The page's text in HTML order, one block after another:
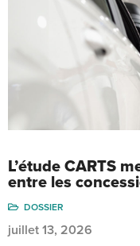
L’étude CARTS
entre les
DOSSIER
juillet 13, 2026